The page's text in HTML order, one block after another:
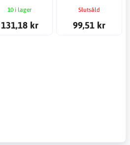
10 i lager
131,18 kr
Slutsåld
99,51 kr